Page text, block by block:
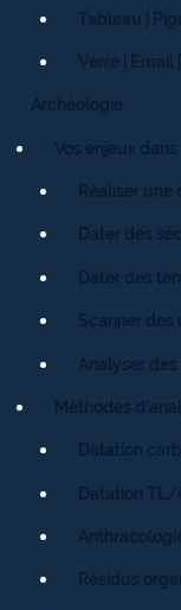
Tableau |
Verre | Email
Archéologie
Vos enjeux
Réaliser une
Dater des
Dater des
Scanner des
Analyser
Méthodes
Datation
Datation TL/
Résidus